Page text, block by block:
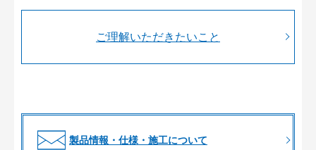
ご理解いただきたいこと
製品情報・仕様・施工について